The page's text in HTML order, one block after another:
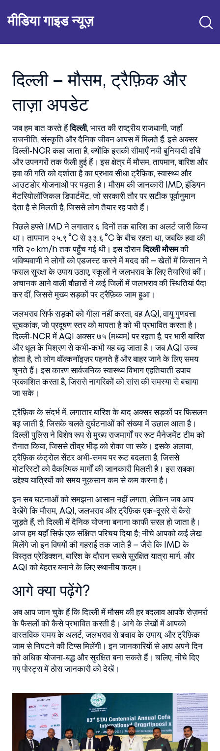
मीडिया गाइड न्यूज़
दिल्ली – मौसम, ट्रैफ़िक और
ताज़ा अपडेट
जब हम बात करते हैंदिल्ली, भारत की राष्ट्रीय राजधानी, जहाँ
राजनीति, संस्कृति और दैनिक जीवन आपस में मिलते हैं. इसे अक्सर
दिल्ली‑NCR कहा जाता है, क्योंकि इसकी सीमाएँ नयी बुनियादी ढाँचे
और उपनगरों तक फैली हुई हैं। इस क्षेत्र मेंमौसम,तापमान, बारिश और
हवा की गति को दर्शाता हैका प्रभाव सीधा ट्रैफ़िक, स्वास्थ्य और
आउटडोर योजनाओं पर पड़ता है। मौसम की जानकारी IMD,इंडियन
मैटरियोलॉजिकल डिपार्टमेंट, जो सरकारी तौर पर सटीक पूर्वानुमान
देता हैसे मिलती है, जिससे लोग तैयार रह पाते हैं।
पिछले हफ्ते IMD ने लगातार ६ दिनों तक बारिश का अलर्ट जारी किया
था। तापमान २५.९ °C से ३३.६ °C के बीच रहता था, जबकि हवा की
गति २० km/h तक पहुँच गई थी। इस दौरानदिल्ली मौसमकी
भविष्यवाणी ने लोगों को एडजस्ट करने में मदद की – खेतों में किसान ने
फसल सुरक्षा के उपाय उठाए, स्कूलों ने जलभराव के लिए तैयारियां कीं।
अचानक आने वाली बौछारों ने कई जिलों में जलभराव की स्थितियां पैदा
कर दीं, जिससे मुख्य सड़कों पर ट्रैफ़िक जाम हुआ।
जलभराव सिर्फ सड़कों को गीला नहीं करता, वह AQI ,वायु गुणवत्ता
सूचकांक, जो प्रदूषण स्तर को मापता हैको भी प्रभावित करता है।
दिल्ली‑NCR में AQI अक्सर ७५ (मध्यम) पर रहता है, पर भारी बारिश
और धूल के मिश्रण से कभी‑कभी यह बढ़ जाता है। जब AQI उच्च
होता है, तो लोग वॉल्कनॉइज़र पहनते हैं और बाहर जाने के लिए समय
चुनते हैं। इस कारण सार्वजनिक स्वास्थ्य विभाग एहतियाती उपाय
प्रकाशित करता है, जिससे नागरिकों को सांस की समस्या से बचाया
जा सके।
ट्रैफ़िक के संदर्भ में, लगातार बारिश के बाद अक्सर सड़कों पर फिसलन
बढ़ जाती है, जिसके चलते दुर्घटनाओं की संख्या में उछाल आता है।
दिल्ली पुलिस ने विशेष रूप से मुख्य राजमार्गों पर रूट मैनेजमेंट टीम को
तैनात किया, जिससे तीव्र भीड़ को रोका जा सके। इसके अलावा,
ट्रैफ़िक कंट्रोल सेंटर अभी‑समय पर रूट बदलता है, जिससे
मोटरिस्टों को वैकल्पिक मार्गों की जानकारी मिलती है। इस सबका
उद्देश्य यात्रियों को समय नुक़सान कम से कम करना है।
इन सब घटनाओं को समझना आसान नहीं लगता, लेकिन जब आप
देखेंगे कि मौसम, AQI, जलभराव और ट्रैफ़िक एक-दूसरे से कैसे
जुड़ते हैं, तो दिल्ली में दैनिक योजना बनाना काफी सरल हो जाता है।
आज हम यहाँ सिर्फ़ एक संक्षिप्त परिचय दिया है; नीचे आपको कई लेख
मिलेंगे जो इन विषयों की गहराई तक जाते हैं – जैसे कि IMD के
विस्तृत प्रेडिक्शन, बारिश के दौरान सबसे सुरक्षित यात्रा मार्ग, और
AQI को बेहतर बनाने के लिए स्थानीय कदम।
आगे क्या पढ़ेंगे?
अब आप जान चुके हैं कि दिल्ली में मौसम की हर बदलाव आपके रोज़मर्रा
के फैसलों को कैसे प्रभावित करती है। आगे के लेखों में आपको
वास्तविक समय के अलर्ट, जलभराव से बचाव के उपाय, और ट्रैफ़िक
जाम से निपटने की टिप्स मिलेंगी। इन जानकारियों से आप अपने दिन
को अधिक योजना‑बद्ध और सुरक्षित बना सकते हैं। चलिए, नीचे दिए
गए पोस्ट्स में ठोस जानकारी को देखें।